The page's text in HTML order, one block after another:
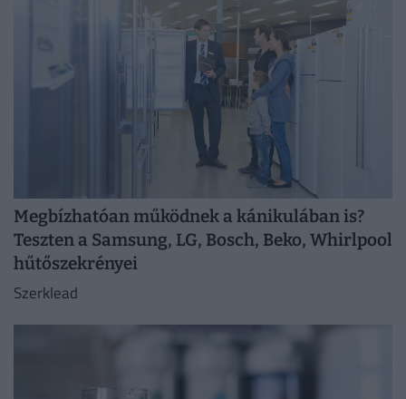
Megbízhatóan működnek a kánikulában is?
Teszten a Samsung, LG, Bosch, Beko, Whirlpool
hűtőszekrényei
Szerklead